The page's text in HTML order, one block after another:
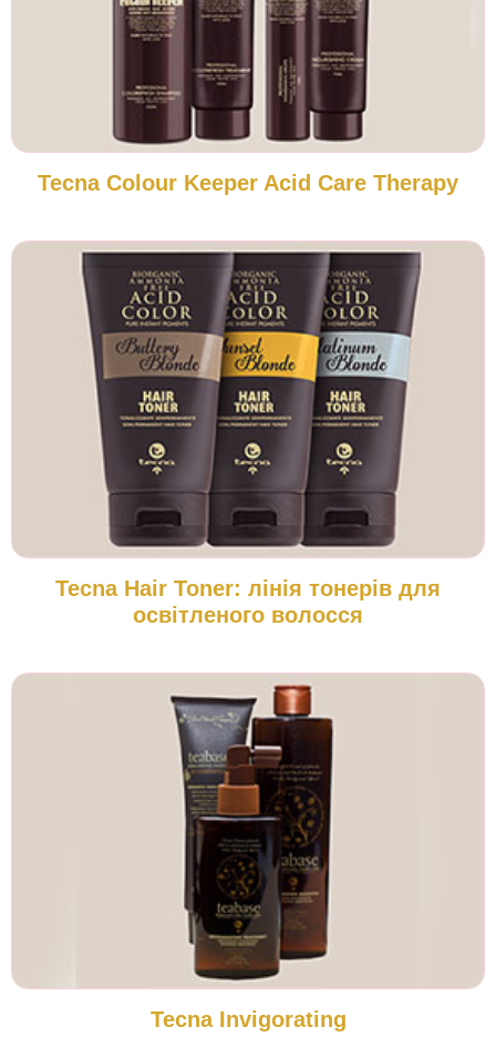
Tecna Colour Keeper Acid Care Therapy
Tecna Hair Toner: лінія тонерів для
освітленого волосся
Tecna Invigorating